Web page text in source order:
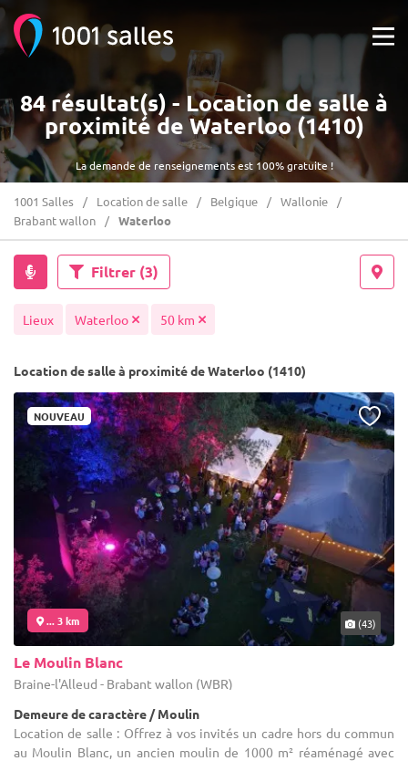
La demande de renseignements est 100% gratuite !
84 résultat(s) - Location de salle à
proximité de Waterloo (1410)
1001 Salles Location de salle Belgique
Wallonie
Brabant wallon
Waterloo
Filtrer (3)
Lieux Waterloo 50 km
Location de salle à proximité de Waterloo (1410)
NOUVEAU
... 3 km (43)
Le Moulin Blanc
Braine-l'Alleud - Brabant wallon (WBR)
Demeure de caractère / Moulin
Location de salle : Offrez à vos invités un cadre hors du commun
au Moulin Blanc, un ancien moulin de 1000 m² réaménagé avec